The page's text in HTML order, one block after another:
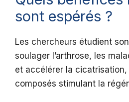
sont espérés ?
Les chercheurs étudient
soulager l’arthrose, les
et accélérer la
composés stimulant la